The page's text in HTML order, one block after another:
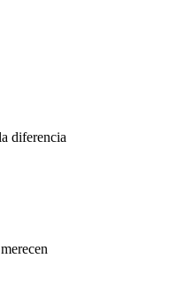
diferencia